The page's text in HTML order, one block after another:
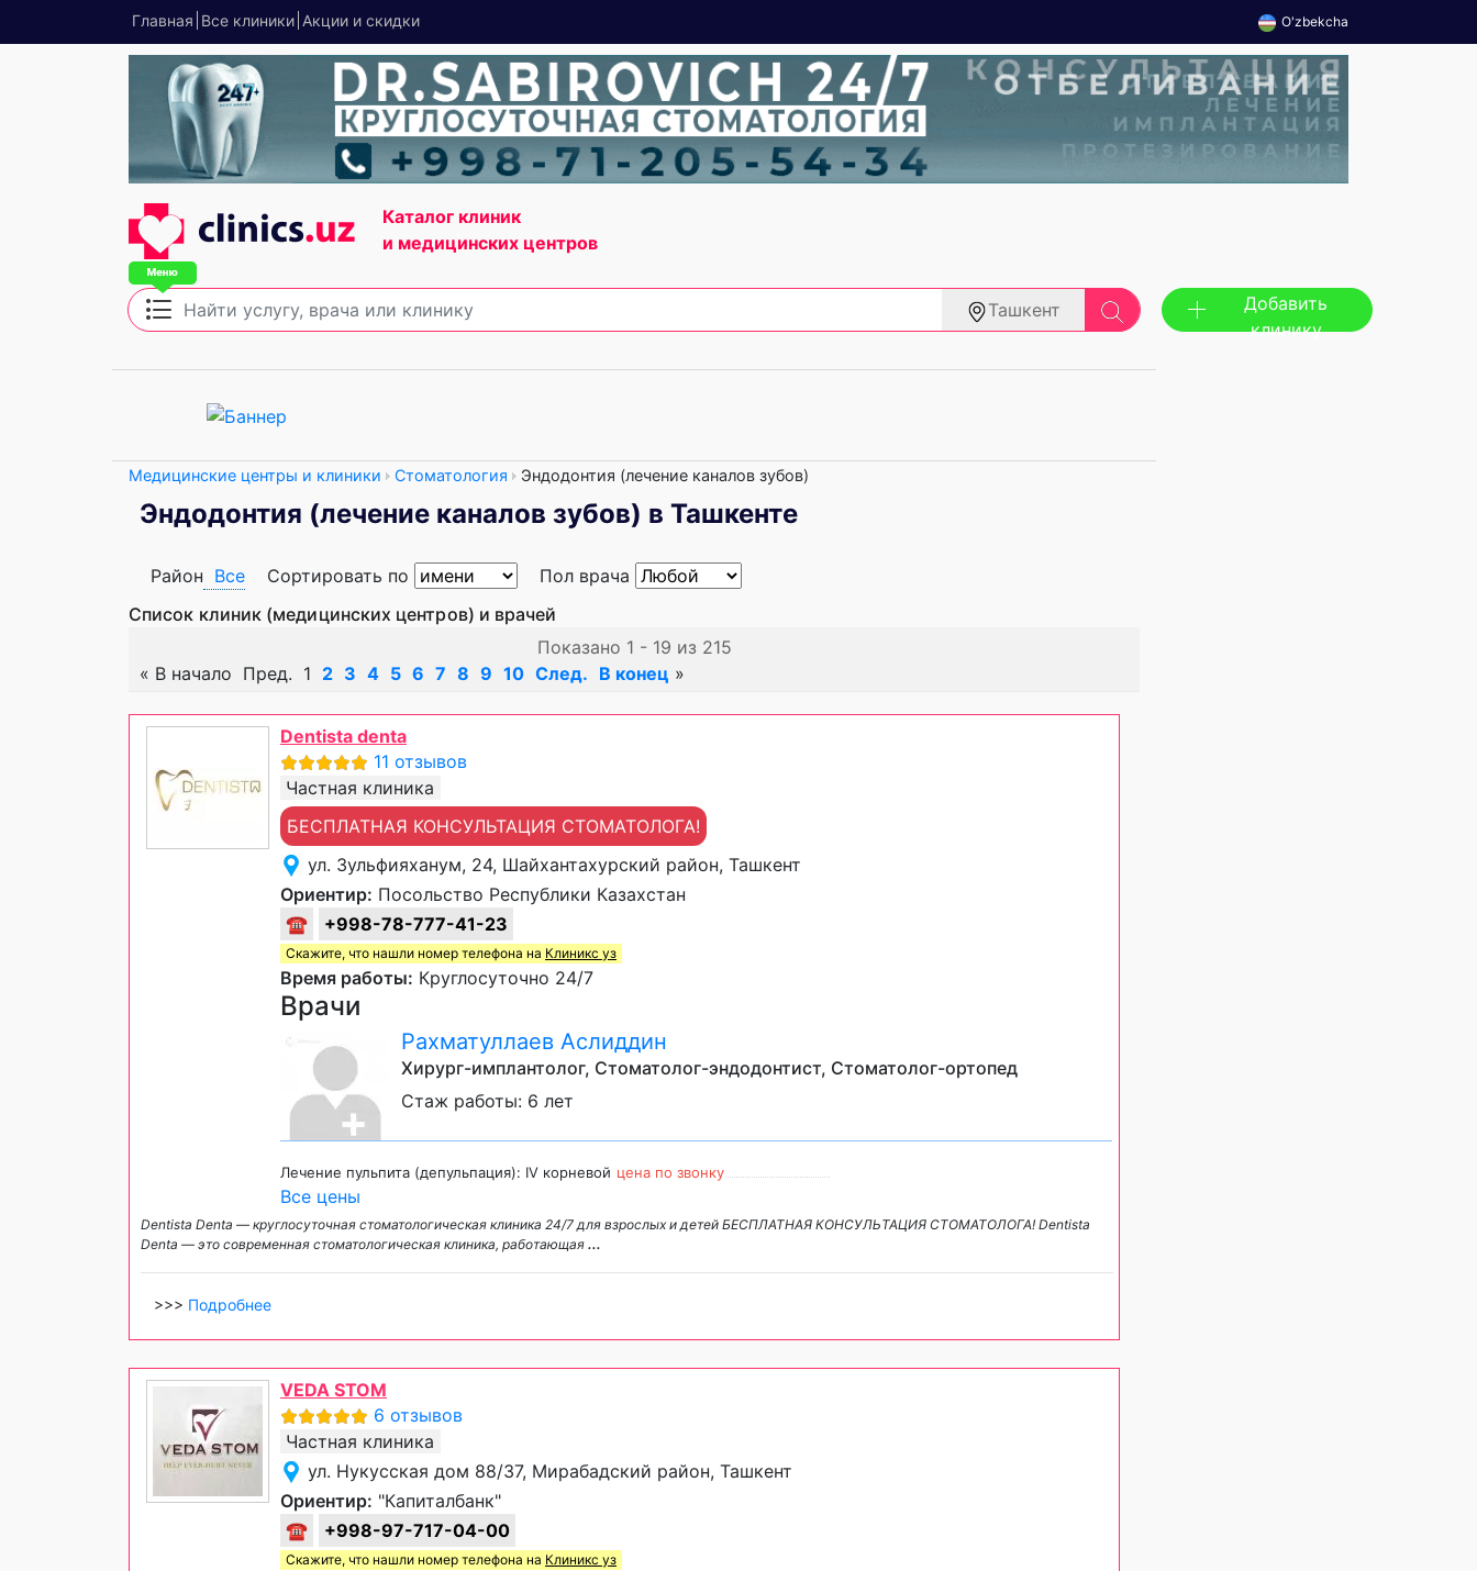
Главная Все клиники Акции и скидки O'zbekcha
Каталог клиник
и медицинских центров
Ташкент
Добавить
клинику
Медицинские центры и клиники Стоматология Эндодонтия (лечение каналов зубов)
Эндодонтия (лечение каналов зубов) в Ташкенте
Район Все Сортировать по
Пол врача
Список клиник (медицинских центров) и врачей
Показано 1 - 19 из 215
« В начало Пред. 1 2 3 4 5 6 7 8 9 10 След. В конец »
Dentista denta
11 отзывов
Частная клиника
БЕСПЛАТНАЯ КОНСУЛЬТАЦИЯ СТОМАТОЛОГА!
ул. Зульфияханум, 24, Шайхантахурский район, Ташкент
Ориентир: Посольство Республики Казахстан
☎
+998-78-777-41-23
Скажите, что нашли номер телефона на Клиникс уз
Время работы: Круглосуточно 24/7
Врачи
Рахматуллаев Аслиддин
Хирург-имплантолог, Стоматолог-эндодонтист, Стоматолог-ортопед
Стаж работы: 6 лет
Лечение пульпита (депульпация): IV корневой цена по звонку
Все цены
Dentista Denta — круглосуточная стоматологическая клиника 24/7 для взрослых и детей БЕСПЛАТНАЯ КОНСУЛЬТАЦИЯ СТОМАТОЛОГА! Dentista
Denta — это современная стоматологическая клиника, работающая ...
>>> Подробнее
VEDA STOM
6 отзывов
Частная клиника
ул. Нукусская дом 88/37, Мирабадский район, Ташкент
Ориентир: "Капиталбанк"
☎
+998-97-717-04-00
Скажите, что нашли номер телефона на Клиникс уз